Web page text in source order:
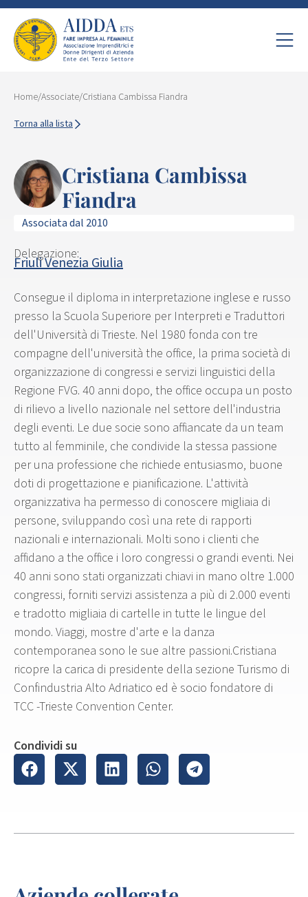
Home/Associate/Cristiana Cambissa Fiandra
Torna alla lista
Cristiana Cambissa
Fiandra
Associata dal 2010
Delegazione:
Friuli Venezia Giulia
Consegue il diploma in interpretazione inglese e russo
presso la Scuola Superiore per Interpreti e Traduttori
dell'Università di Trieste. Nel 1980 fonda con tre
compagne dell'università the office, la prima società di
organizzazione di congressi e servizi linguistici della
Regione FVG. 40 anni dopo, the office occupa un posto
di rilievo a livello nazionale nel settore dell'industria
degli eventi. Le due socie sono affiancate da un team
tutto al femminile, che condivide la stessa passione
per una professione che richiede entusiasmo, buone
doti di progettazione e pianificazione. L'attività
organizzativa ha permesso di conoscere migliaia di
persone, sviluppando così una rete di rapporti
nazionali e internazionali. Molti sono i clienti che
affidano a the office i loro congressi o grandi eventi. Nei
40 anni sono stati organizzati chiavi in mano oltre 1.000
congressi, forniti servizi assistenza a più di 2.000 eventi
e tradotto migliaia di cartelle in tutte le lingue del
mondo. Viaggi, mostre d'arte e la danza
contemporanea sono le sue altre passioni.Cristiana
ricopre la carica di presidente della sezione Turismo di
Confindustria Alto Adriatico ed è socio fondatore di
TCC -Trieste Convention Center.
Condividi su